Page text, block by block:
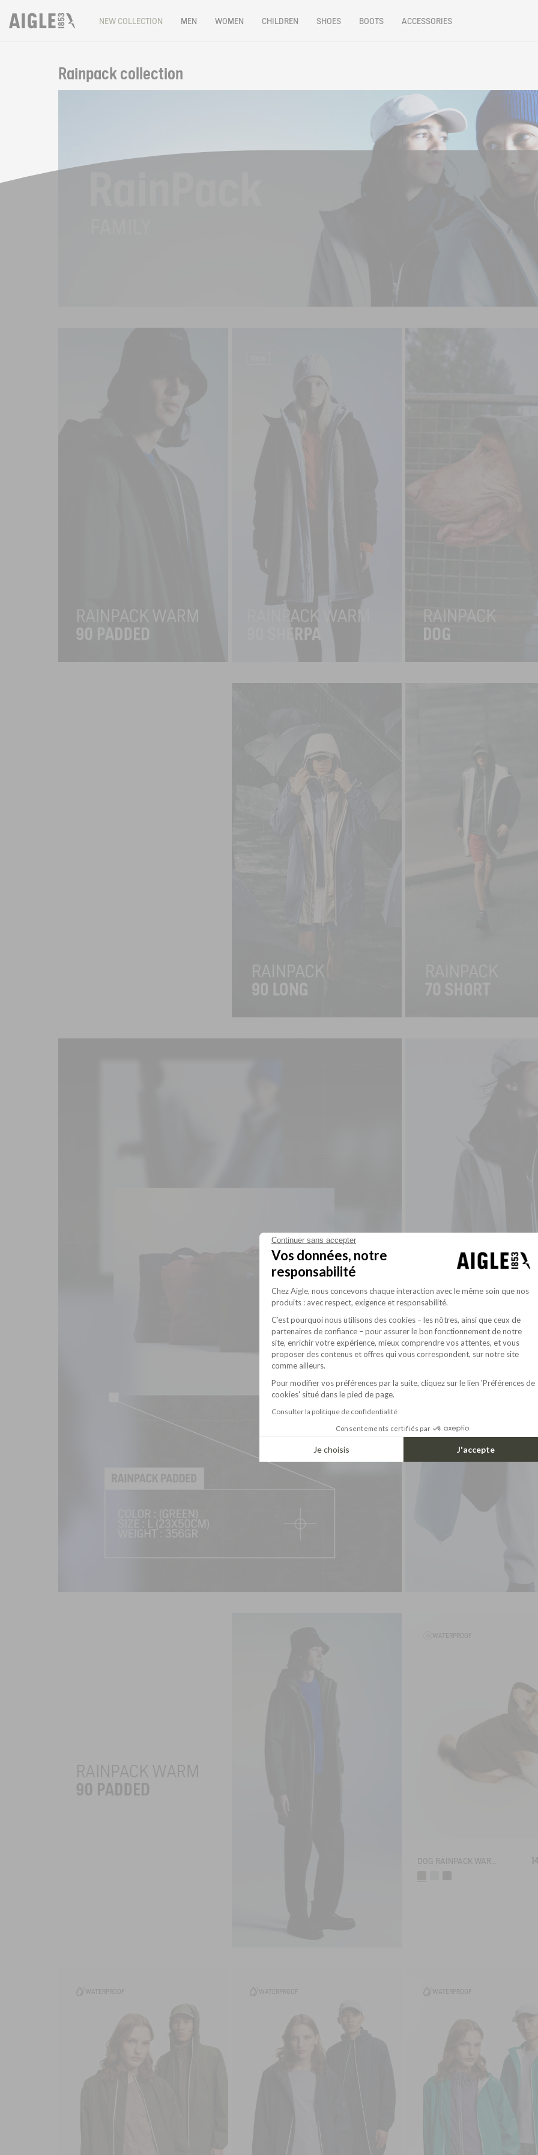
NEW COLLECTION MEN WOMEN CHILDREN SHOES BOOTS ACCESSORIES
Rainpack collection
WATERPROOF
WATERPROOF WATERPROOF WATERPROOF
Continuer sans accepter
Vos données, notre
responsabilité
Plateforme de Gestion du Consentement :
Chez Aigle, nous concevons chaque interaction avec le même soin que nos
produits : avec respect, exigence et responsabilité.
C’est pourquoi nous utilisons des cookies – les nôtres, ainsi que ceux de
partenaires de confiance – pour assurer le bon fonctionnement de notre
site, enrichir votre expérience, mieux comprendre vos attentes, et vous
proposer des contenus et offres qui vous correspondent, sur notre site
comme ailleurs.
Pour modifier vos préférences par la suite, cliquez sur le lien 'Préférences de
cookies' situé dans le pied de page.
Consulter la politique de confidentialité
Consentements certifiés par
Je choisis J'accepte
Axeptio consent